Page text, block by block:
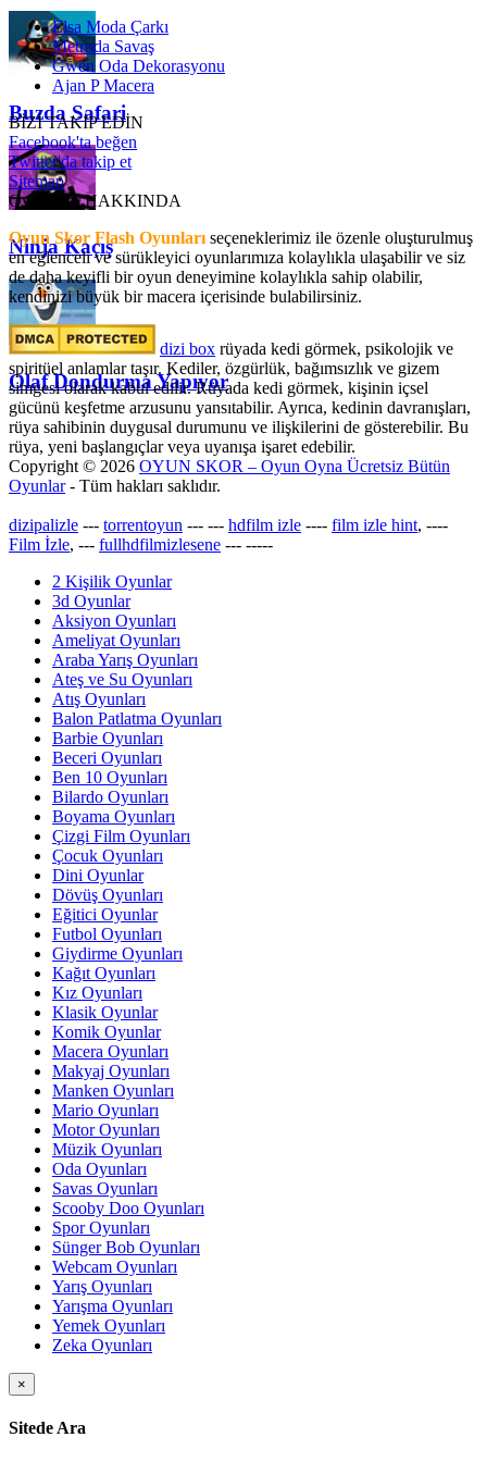
Buzda Safari
Ninja Kaçış
Olaf Dondurma Yapıyor
Elsa Moda Çarkı
Metroda Savaş
Gwen Oda Dekorasyonu
Ajan P Macera
BİZİ TAKİP EDİN
Facebook'ta beğen
Twitter'da takip et
Sitemap
OyunSkor HAKKINDA
Oyun Skor Flash Oyunları seçeneklerimiz ile özenle oluşturulmuş
en eğlenceli ve sürükleyici oyunlarımıza kolaylıkla ulaşabilir ve siz
de daha keyifli bir oyun deneyimine kolaylıkla sahip olabilir,
kendinizi büyük bir macera içerisinde bulabilirsiniz.
dizi box rüyada kedi görmek​, psikolojik ve
spiritüel anlamlar taşır. Kediler, özgürlük, bağımsızlık ve gizem
simgesi olarak kabul edilir. Rüyada kedi görmek, kişinin içsel
gücünü keşfetme arzusunu yansıtabilir. Ayrıca, kedinin davranışları,
rüya sahibinin duygusal durumunu ve ilişkilerini de gösterebilir. Bu
rüya, yeni başlangıçlar veya uyanışa işaret edebilir.
Copyright © 2026 OYUN SKOR – Oyun Oyna Ücretsiz Bütün
Oyunlar- Tüm hakları saklıdır.
dizipalizle --- torrentoyun --- --- hdfilm izle ---- film izle hint, ----
Film İzle, --- fullhdfilmizlesene --- -----
2 Kişilik Oyunlar
3d Oyunlar
Aksiyon Oyunları
Ameliyat Oyunları
Araba Yarış Oyunları
Ateş ve Su Oyunları
Atış Oyunları
Balon Patlatma Oyunları
Barbie Oyunları
Beceri Oyunları
Ben 10 Oyunları
Bilardo Oyunları
Boyama Oyunları
Çizgi Film Oyunları
Çocuk Oyunları
Dini Oyunlar
Dövüş Oyunları
Eğitici Oyunlar
Futbol Oyunları
Giydirme Oyunları
Kağıt Oyunları
Kız Oyunları
Klasik Oyunlar
Komik Oyunlar
Macera Oyunları
Makyaj Oyunları
Manken Oyunları
Mario Oyunları
Motor Oyunları
Müzik Oyunları
Oda Oyunları
Savas Oyunları
Scooby Doo Oyunları
Spor Oyunları
Sünger Bob Oyunları
Webcam Oyunları
Yarış Oyunları
Yarışma Oyunları
Yemek Oyunları
Zeka Oyunları
×
Sitede Ara